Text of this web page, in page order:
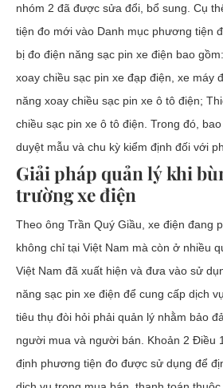
nhóm 2 đã được sửa đổi, bổ sung. Cụ
tiện đo mới vào Danh mục phương tiện
bị đo điện năng sạc pin xe điện bao
xoay chiều sạc pin xe đạp điện, xe máy
năng xoay chiều sạc pin xe ô tô điện;
chiều sạc pin xe ô tô điện. Trong đó,
duyệt mẫu và chu kỳ kiểm định đối với
Giải pháp quản lý khi
trường xe điện
Theo ông Trần Quý Giầu, xe điện đang
không chỉ tại Việt Nam mà còn ở nhiều
Việt Nam đã xuất hiện và đưa vào sử
năng sạc pin xe điện để cung cấp dịch
tiêu thụ đòi hỏi phải quản lý nhằm bảo
người mua và người bán. Khoản 2 Điều
định phương tiện đo được sử dụng để